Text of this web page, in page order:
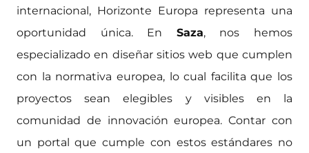
internacional, Horizonte Europa representa una
oportunidad única. En Saza, nos hemos
especializado en diseñar sitios web que cumplen
con la normativa europea, lo cual facilita que los
proyectos sean elegibles y visibles en la
comunidad de innovación europea. Contar con
un portal que cumple con estos estándares no